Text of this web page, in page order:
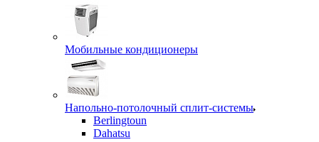
Мобильные кондиционеры
Напольно-потолочный сплит-системы
Berlingtoun
Dahatsu